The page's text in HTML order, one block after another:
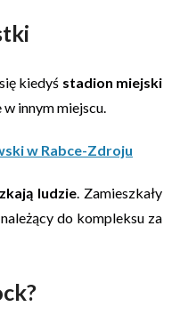
kiedyś stadion miejski
innym miejscu.
w Rabce-Zdroju
ludzie. Zamieszkały
do kompleksu za